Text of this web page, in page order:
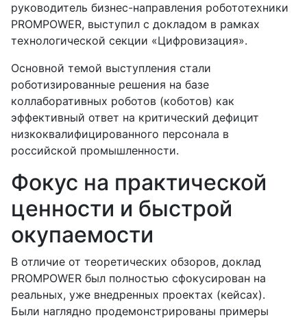
руководитель бизнес-направления робототехники
PROMPOWER, выступил с докладом в рамках
технологической секции «Цифровизация».
Основной темой выступления стали
роботизированные решения на базе
коллаборативных роботов (коботов) как
эффективный ответ на критический дефицит
низкоквалифицированного персонала в
российской промышленности.
Фокус на практической
ценности и быстрой
окупаемости
В отличие от теоретических обзоров, доклад
PROMPOWER был полностью сфокусирован на
реальных, уже внедренных проектах (кейсах).
Были наглядно продемонстрированы примеры